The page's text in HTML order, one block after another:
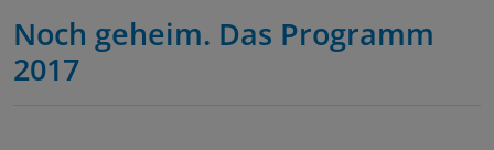
Noch geheim. Das Programm
2017